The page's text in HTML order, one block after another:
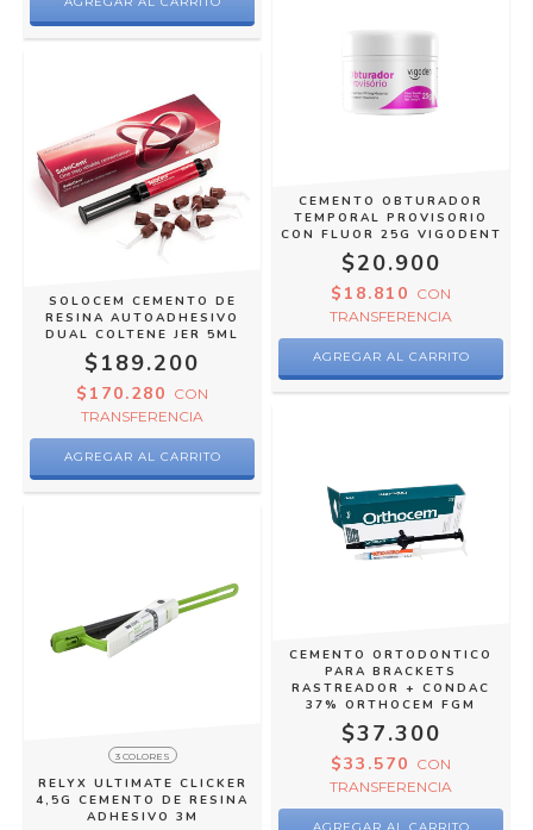
SOLOCEM CEMENTO DE
RESINA AUTOADHESIVO
DUAL COLTENE JER 5ML
$189.200
$170.280 CON
TRANSFERENCIA
CEMENTO OBTURADOR
TEMPORAL PROVISORIO
CON FLUOR 25G VIGODENT
$20.900
$18.810 CON
TRANSFERENCIA
3 COLORES
RELYX ULTIMATE CLICKER
4,5G CEMENTO DE RESINA
ADHESIVO 3M
CEMENTO ORTODONTICO
PARA BRACKETS
RASTREADOR + CONDAC
37% ORTHOCEM FGM
$37.300
$33.570 CON
TRANSFERENCIA